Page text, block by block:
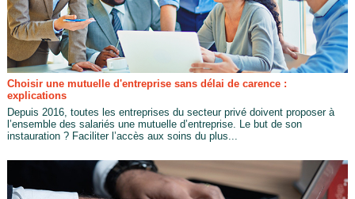
Choisir une mutuelle d'entreprise sans délai de carence :
explications
Depuis 2016, toutes les entreprises du secteur privé doivent proposer à
l’ensemble des salariés une mutuelle d’entreprise. Le but de son
instauration ? Faciliter l’accès aux soins du plus...